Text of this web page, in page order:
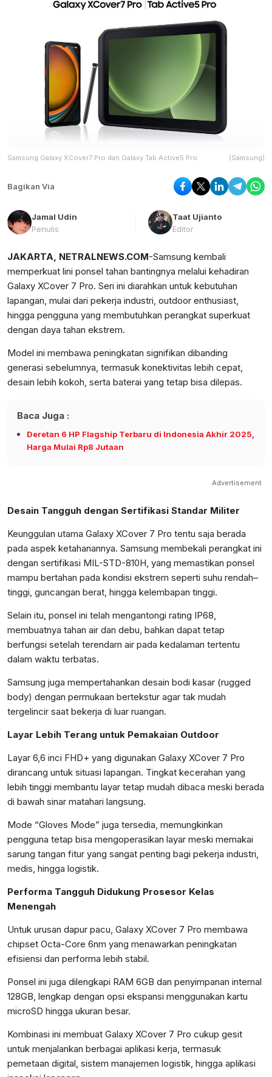
Samsung Galaxy XCover7 Pro dan Galaxy Tab Active5 Pro (Samsung)
Bagikan Via
Jamal Udin
Penulis
Taat Ujianto
Editor
JAKARTA, NETRALNEWS.COM-Samsung kembali
memperkuat lini ponsel tahan bantingnya melalui kehadiran
Galaxy XCover 7 Pro. Seri ini diarahkan untuk kebutuhan
lapangan, mulai dari pekerja industri, outdoor enthusiast,
hingga pengguna yang membutuhkan perangkat superkuat
dengan daya tahan ekstrem.
Model ini membawa peningkatan signifikan dibanding
generasi sebelumnya, termasuk konektivitas lebih cepat,
desain lebih kokoh, serta baterai yang tetap bisa dilepas.
Baca Juga :
Deretan 6 HP Flagship Terbaru di Indonesia Akhir 2025,
Harga Mulai Rp8 Jutaan
Advertisement
Desain Tangguh dengan Sertifikasi Standar Militer
Keunggulan utama Galaxy XCover 7 Pro tentu saja berada
pada aspek ketahanannya. Samsung membekali perangkat ini
dengan sertifikasi MIL-STD-810H, yang memastikan ponsel
mampu bertahan pada kondisi ekstrem seperti suhu rendah–
tinggi, guncangan berat, hingga kelembapan tinggi.
Selain itu, ponsel ini telah mengantongi rating IP68,
membuatnya tahan air dan debu, bahkan dapat tetap
berfungsi setelah terendam air pada kedalaman tertentu
dalam waktu terbatas.
Samsung juga mempertahankan desain bodi kasar (rugged
body) dengan permukaan bertekstur agar tak mudah
tergelincir saat bekerja di luar ruangan.
Layar Lebih Terang untuk Pemakaian Outdoor
Layar 6,6 inci FHD+ yang digunakan Galaxy XCover 7 Pro
dirancang untuk situasi lapangan. Tingkat kecerahan yang
lebih tinggi membantu layar tetap mudah dibaca meski berada
di bawah sinar matahari langsung.
Mode “Gloves Mode” juga tersedia, memungkinkan
pengguna tetap bisa mengoperasikan layar meski memakai
sarung tangan fitur yang sangat penting bagi pekerja industri,
medis, hingga logistik.
Performa Tangguh Didukung Prosesor Kelas
Menengah
Untuk urusan dapur pacu, Galaxy XCover 7 Pro membawa
chipset Octa-Core 6nm yang menawarkan peningkatan
efisiensi dan performa lebih stabil.
Ponsel ini juga dilengkapi RAM 6GB dan penyimpanan internal
128GB, lengkap dengan opsi ekspansi menggunakan kartu
microSD hingga ukuran besar.
Kombinasi ini membuat Galaxy XCover 7 Pro cukup gesit
untuk menjalankan berbagai aplikasi kerja, termasuk
pemetaan digital, sistem manajemen logistik, hingga aplikasi